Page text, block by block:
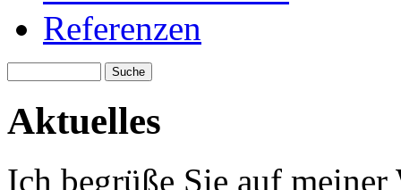
Referenzen
Aktuelles
Ich begrüße Sie auf